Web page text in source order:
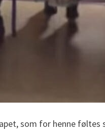
som for henne